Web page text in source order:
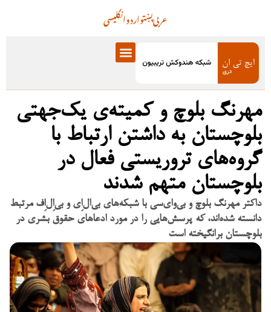
انگلیسیاردوپښتوعربی
مهرنگ بلوچ و کمیته‌ی یک‌جهتی
بلوچستان به داشتن ارتباط با
گروه‌های تروریستی فعال در
بلوچستان متهم شدند
داکتر مهرنگ بلوچ و بی‌وای‌سی با شبکه‌های بی‌ال‌اِی و بی‌اِل‌اِف مرتبط
دانسته شده‌اند، که پرسش‌هایی را در مورد ادعاهای حقوق بشری در
بلوچستان برانگیخته است